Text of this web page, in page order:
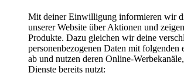
Mit deiner Einwilligung informieren wir
unserer Website über Aktionen und
Produkte. Dazu gleichen wir deine
personenbezogenen Daten mit folgenden
ab und nutzen deren Online-
Dienste bereits nutzt: